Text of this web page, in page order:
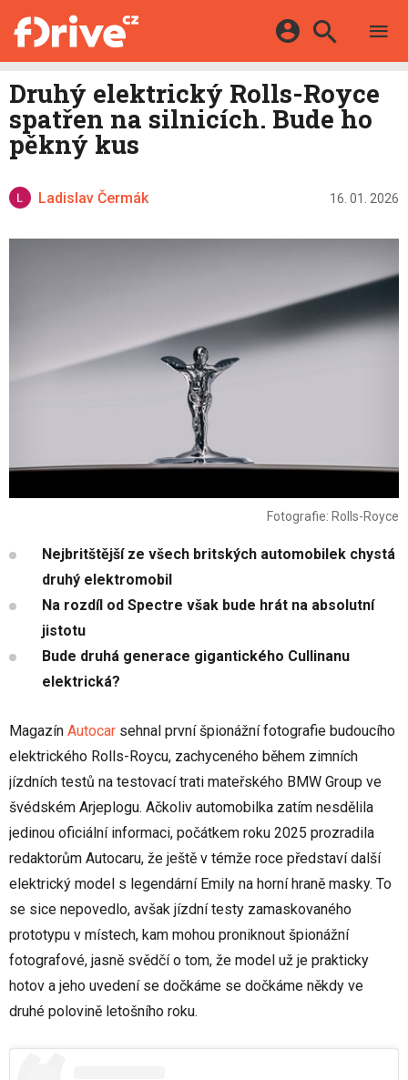
KATALOG
MAPA STANIC
DALŠÍ
HYBRIDY
E-MOTORSPORT
OSTATNÍ
Facebook Google
Druhý elektrický Rolls-Royce
spatřen na silnicích. Bude ho
pěkný kus
Ladislav Čermák 16. 01. 2026
Fotografie: Rolls-Royce
Nejbritštější ze všech britských automobilek chystá
druhý elektromobil
Na rozdíl od Spectre však bude hrát na absolutní
jistotu
Bude druhá generace gigantického Cullinanu
elektrická?
Magazín Autocar sehnal první špionážní fotografie budoucího
elektrického Rolls-Roycu, zachyceného během zimních
jízdních testů na testovací trati mateřského BMW Group ve
švédském Arjeplogu. Ačkoliv automobilka zatím nesdělila
jedinou oficiální informaci, počátkem roku 2025 prozradila
redaktorům Autocaru, že ještě v témže roce představí další
elektrický model s legendární Emily na horní hraně masky. To
se sice nepovedlo, avšak jízdní testy zamaskovaného
prototypu v místech, kam mohou proniknout špionážní
fotografové, jasně svědčí o tom, že model už je prakticky
hotov a jeho uvedení se dočkáme se dočkáme někdy ve
druhé polovině letošního roku.